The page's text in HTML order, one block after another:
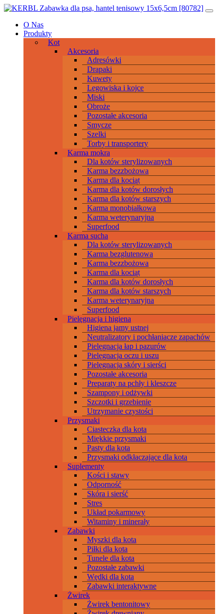
Przeskocz
treści
Main
Navigation
O Nas
Produkty
Kot
Akcesoria
Adresówki
Drapaki
Kuwety
Legowiska i kojce
Miski
Obroże
Pozostałe akcesoria
Smycze
Szelki
Torby i transportery
Karma mokra
Dla kotów sterylizowanych
Karma bezzbożowa
Karma dla kociąt
Karma dla kotów dorosłych
Karma dla kotów starszych
Karma monobiałkowa
Karma weterynaryjna
Superfood
Karma sucha
Dla kotów sterylizowanych
Karma bezglutenowa
Karma bezzbożowa
Karma dla kociąt
Karma dla kotów dorosłych
Karma dla kotów starszych
Karma weterynaryjna
Superfood
Pielęgnacja i higiena
Higiena jamy ustnej
Neutralizatory i pochłaniacze zapachów
Pielęgnacja łap i pazurów
Pielęgnacja oczu i uszu
Pielęgnacja skóry i sierści
Pozostałe akcesoria
Preparaty na pchły i kleszcze
Szampony i odżywki
Szczotki i grzebienie
Utrzymanie czystości
Przysmaki
Ciasteczka dla kota
Miękkie przysmaki
Pasty dla kota
Przysmaki odkłaczające dla kota
Suplementy
Kości i stawy
Odporność
Skóra i sierść
Stres
Układ pokarmowy
Witaminy i minerały
Zabawki
Myszki dla kota
Piłki dla kota
Tunele dla kota
Pozostałe zabawki
Wędki dla kota
Zabawki interaktywne
Żwirek
Żwirek bentonitowy